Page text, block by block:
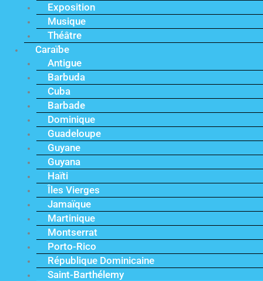
Exposition
Musique
Théâtre
Caraïbe
Antigue
Barbuda
Cuba
Barbade
Dominique
Guadeloupe
Guyane
Guyana
Haïti
Îles Vierges
Jamaïque
Martinique
Montserrat
Porto-Rico
République Dominicaine
Saint-Barthélemy